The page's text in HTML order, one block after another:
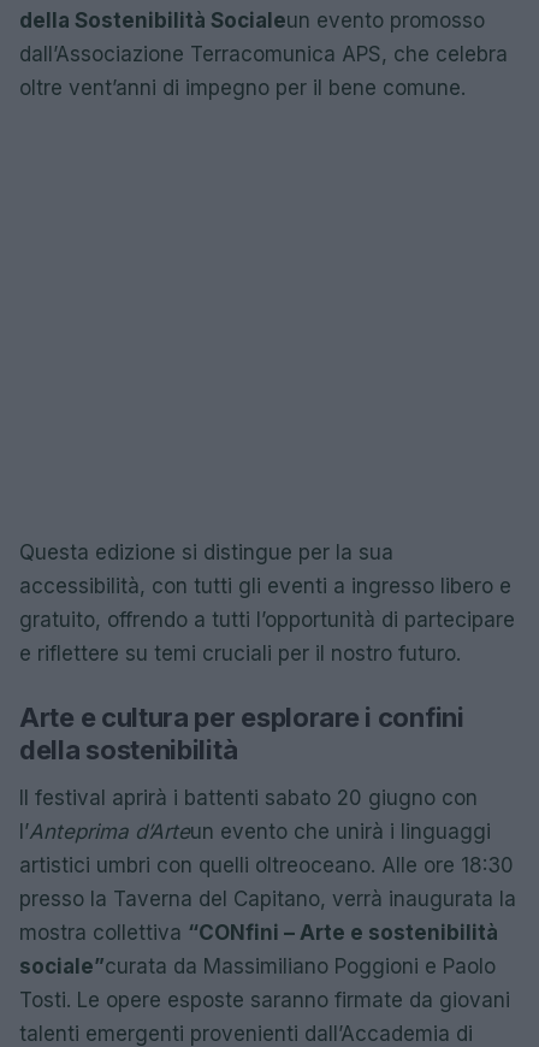
della Sostenibilità Socialeun evento promosso
dall’Associazione Terracomunica APS, che celebra
oltre vent’anni di impegno per il bene comune.
Questa edizione si distingue per la sua
accessibilità, con tutti gli eventi a ingresso libero e
gratuito, offrendo a tutti l’opportunità di partecipare
e riflettere su temi cruciali per il nostro futuro.
Arte e cultura per esplorare i confini
della sostenibilità
Il festival aprirà i battenti sabato 20 giugno con
l’Anteprima d’Arteun evento che unirà i linguaggi
artistici umbri con quelli oltreoceano. Alle ore 18:30
presso la Taverna del Capitano, verrà inaugurata la
mostra collettiva “CONfini – Arte e sostenibilità
sociale”curata da Massimiliano Poggioni e Paolo
Tosti. Le opere esposte saranno firmate da giovani
talenti emergenti provenienti dall’Accademia di